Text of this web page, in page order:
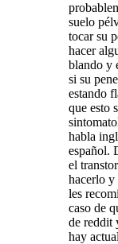
suelo
tocar su
hacer
blando y
si su
estando
que esto
habla
español.
el
hacerlo y
les
caso de
de reddit
hay